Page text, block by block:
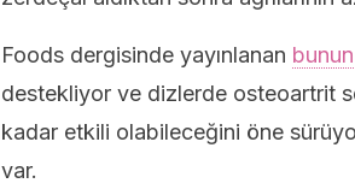
Foods dergisinde yayınlanan bunun
destekliyor ve dizlerde osteoartrit
kadar etkili olabileceğini öne
var.